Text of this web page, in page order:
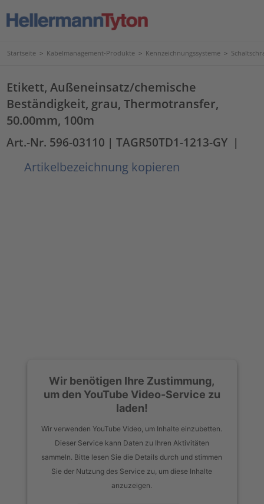
Startseite > Kabelmanagement-Produkte > Kennzeichnungssysteme >
Etikett, Außeneinsatz/chemische
Beständigkeit, grau, Thermotransfer,
50.00mm, 100m
Art.-Nr. 596-03110 | TAGR50TD1-1213-GY |
Artikelbezeichnung kopieren
Wir benötigen Ihre Zustimmung,
um den YouTube Video-Service zu
laden!
Wir verwenden YouTube Video, um Inhalte einzubetten.
Dieser Service kann Daten zu Ihren Aktivitäten
sammeln. Bitte lesen Sie die Details durch und stimmen
Sie der Nutzung des Service zu, um diese Inhalte
anzuzeigen.